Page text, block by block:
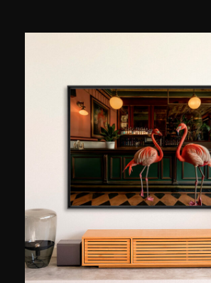
Insieme, creano un dialogo
emozione, luce ed eleganza,
l'essenza di attimi preziosi che
sospendere. Il loro lavoro
YellowKorner, celebra un'arte di
patrimonio visivo e una